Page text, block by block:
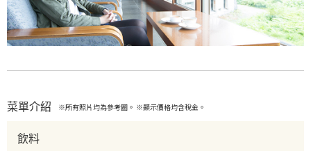
菜單介紹 ※所有照片均為參考圖。 ※顯示價格均含稅金。
飲料